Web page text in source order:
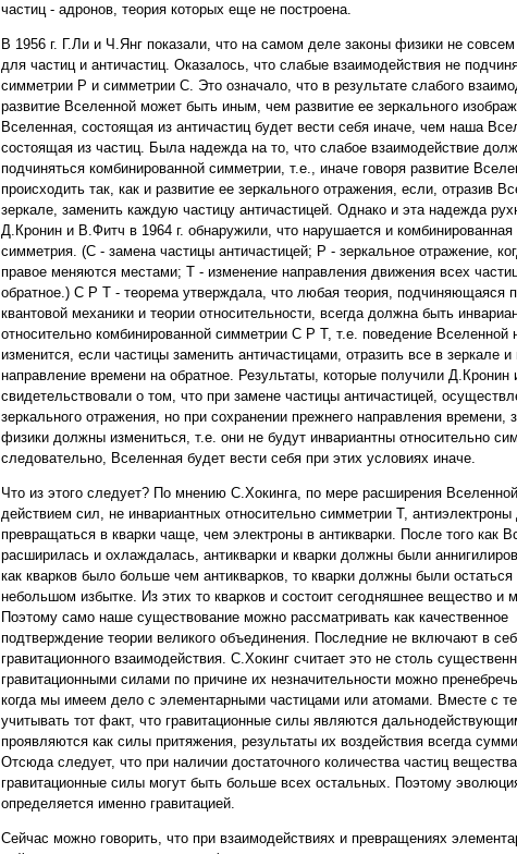
частиц - адронов, теория которых еще не построена.
В 1956 г. Г.Ли и Ч.Янг показали, что на самом деле законы физики не
для частиц и античастиц. Оказалось, что слабые взаимодействия не
симметрии Р и симметрии С. Это означало, что в результате слабого
развитие Вселенной может быть иным, чем развитие ее зеркального
Вселенная, состоящая из античастиц будет вести себя иначе, чем наша
состоящая из частиц. Была надежда на то, что слабое взаимодействие
подчиняться комбинированной симметрии, т.е., иначе говоря развитие
происходить так, как и развитие ее зеркального отражения, если, отразив
зеркале, заменить каждую частицу античастицей. Однако и эта надежда
Д.Кронин и В.Фитч в 1964 г. обнаружили, что нарушается и
симметрия. (С - замена частицы античастицей; Р - зеркальное отражение,
правое меняются местами; Т - изменение направления движения всех
обратное.) С Р Т - теорема утверждала, что любая теория, подчиняющаяся
квантовой механики и теории относительности, всегда должна быть
относительно комбинированной симметрии С Р Т, т.е. поведение Вселенной
изменится, если частицы заменить античастицами, отразить все в зеркале и
направление времени на обратное. Результаты, которые получили Д.Кронин
свидетельствовали о том, что при замене частицы античастицей,
зеркального отражения, но при сохранении прежнего направления времени,
физики должны измениться, т.е. они не будут инвариантны относительно
следовательно, Вселенная будет вести себя при этих условиях иначе.
Что из этого следует? По мнению С.Хокинга, по мере расширения
действием сил, не инвариантных относительно симметрии Т,
превращаться в кварки чаще, чем электроны в антикварки. После того как
расширилась и охлаждалась, антикварки и кварки должны были
как кварков было больше чем антикварков, то кварки должны были остаться
небольшом избытке. Из этих то кварков и состоит сегодняшнее вещество и
Поэтому само наше существование можно рассматривать как качественное
подтверждение теории великого объединения. Последние не включают в
гравитационного взаимодействия. С.Хокинг считает это не столь
гравитационными силами по причине их незначительности можно
когда мы имеем дело с элементарными частицами или атомами. Вместе с
учитывать тот факт, что гравитационные силы являются
проявляются как силы притяжения, результаты их воздействия всегда
Отсюда следует, что при наличии достаточного количества частиц вещества
гравитационные силы могут быть больше всех остальных. Поэтому
определяется именно гравитацией.
Сейчас можно говорить, что при взаимодействиях и превращениях